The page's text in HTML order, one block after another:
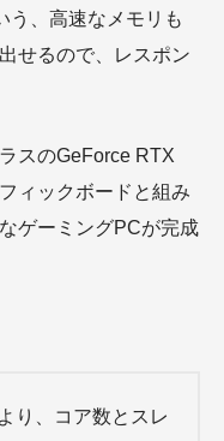
う、高速なメモリも
せるので、レスポン
スのGeForce RTX
ィックボードと組み
ゲーミングPCが完成
り、コア数とスレ